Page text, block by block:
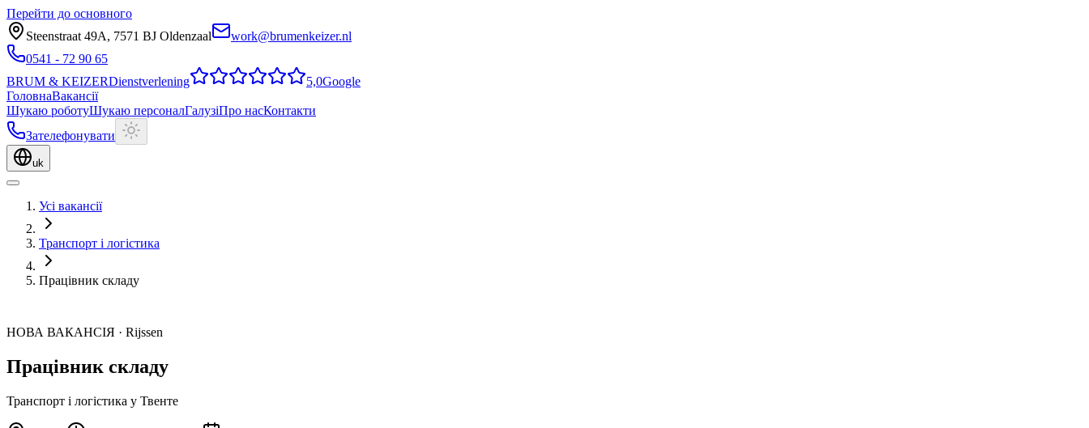
Перейти до основного
Steenstraat 49A, 7571 BJ Oldenzaal
work@brumenkeizer.nl
0541 - 72 90 65
BRUM & KEIZERDienstverlening 5,0Google
ГоловнаВакансії
Шукаю роботуШукаю персоналГалузіПро насКонтакти
Зателефонувати
uk
Усі вакансії
Транспорт і логістика
Працівник складу
НОВА ВАКАНСІЯ · Rijssen
Працівник складу
Транспорт і логістика у Твенте